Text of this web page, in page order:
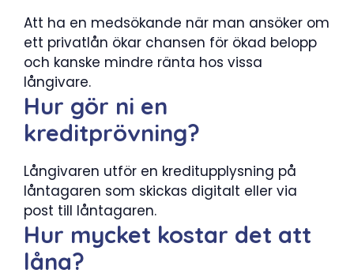
Att ha en medsökande när man ansöker om
ett privatlån ökar chansen för ökad belopp
och kanske mindre ränta hos vissa
långivare.
Hur gör ni en
kreditprövning?
Långivaren utför en kreditupplysning på
låntagaren som skickas digitalt eller via
post till låntagaren.
Hur mycket kostar det att
låna?